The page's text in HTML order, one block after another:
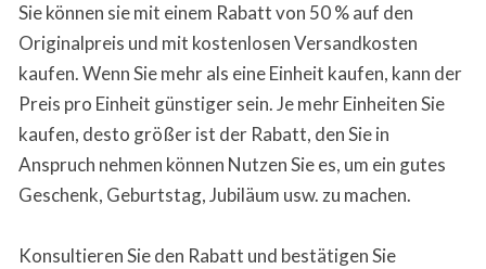
Sie können sie mit einem Rabatt von 50 % auf den
Originalpreis und mit kostenlosen Versandkosten
kaufen. Wenn Sie mehr als eine Einheit kaufen, kann der
Preis pro Einheit günstiger sein. Je mehr Einheiten Sie
kaufen, desto größer ist der Rabatt, den Sie in
Anspruch nehmen können Nutzen Sie es, um ein gutes
Geschenk, Geburtstag, Jubiläum usw. zu machen.
Konsultieren Sie den Rabatt und bestätigen Sie